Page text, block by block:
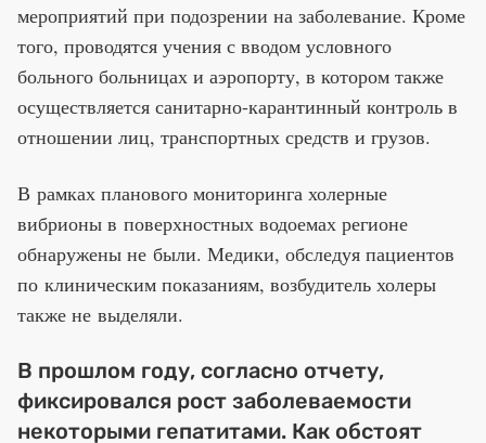
мероприятий при подозрении на заболевание. Кроме
того, проводятся учения с вводом условного
больного больницах и аэропорту, в котором также
осуществляется санитарно-карантинный контроль в
отношении лиц, транспортных средств и грузов.
В рамках планового мониторинга холерные
вибрионы в поверхностных водоемах регионе
обнаружены не были. Медики, обследуя пациентов
по клиническим показаниям, возбудитель холеры
также не выделяли.
В прошлом году, согласно отчету,
фиксировался рост заболеваемости
некоторыми гепатитами. Как обстоят